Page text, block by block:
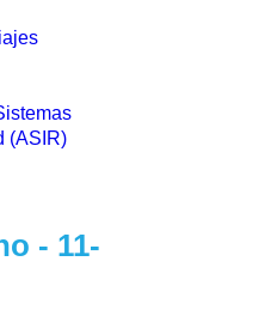
(ASIR)
- 11-